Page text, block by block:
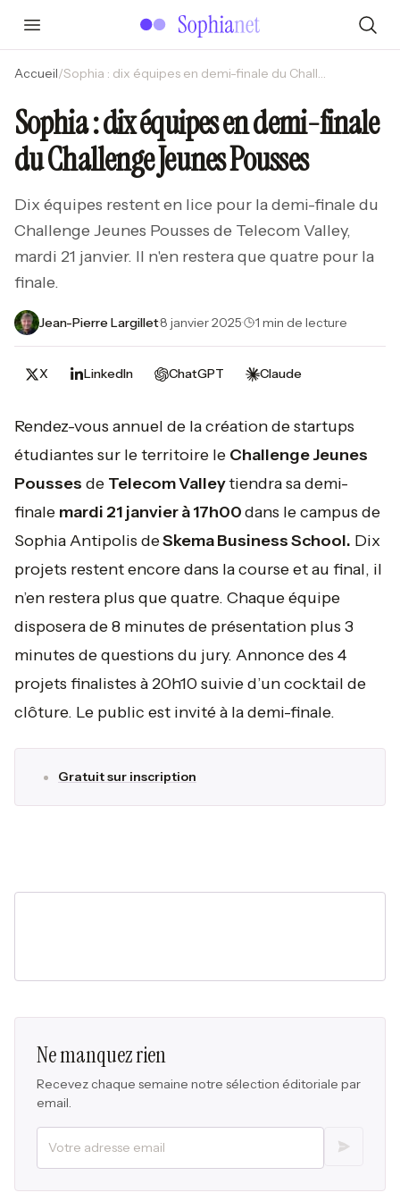
Accueil/ Sophia : dix équipes en demi-finale du Challenge Jeunes Pousses
Sophia : dix équipes en demi-finale
du Challenge Jeunes Pousses
Dix équipes restent en lice pour la demi-finale du
Challenge Jeunes Pousses de Telecom Valley,
mardi 21 janvier. Il n'en restera que quatre pour la
finale.
Jean-Pierre Largillet·8 janvier 2025· 1 min de lecture
X LinkedIn ChatGPT Claude
Rendez-vous annuel de la création de startups
étudiantes sur le territoire le Challenge Jeunes
Pousses de Telecom Valleytiendra sa demi-
finale mardi 21 janvier à 17h00dans le campus de
Sophia Antipolis deSkema Business School. Dix
projets restent encore dans la course et au final, il
n’en restera plus que quatre. Chaque équipe
disposera de 8 minutes de présentation plus 3
minutes de questions du jury. Annonce des 4
projets finalistes à 20h10 suivie d’un cocktail de
clôture. Le public est invité à la demi-finale.
Gratuit sur inscription
Ne manquez rien
Recevez chaque semaine notre sélection éditoriale par
email.